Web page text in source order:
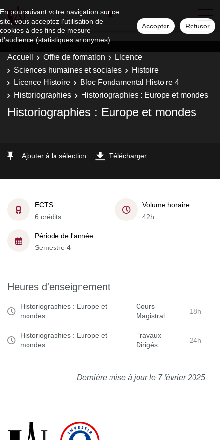
En poursuivant votre navigation sur ce
site, vous acceptez l'utilisation de
cookies à des fins de mesure
d'audience (statistiques anonymes).
Accepter Refuser
Accueil Offre de formation
Licence
Sciences humaines et sociales
Histoire
Licence Histoire
Bloc Fondamental Histoire 4
Historiographies
Historiographies : Europe et mondes
Historiographies : Europe et mondes
Ajouter à la sélection Télécharger
ECTS
6 crédits
Volume horaire
42h
Période de l'année
Semestre 4
Heures d'enseignement
Historiographies : Europe et
mondes
Cours
Magistral
18h
Historiographies : Europe et
mondes
Travaux
Dirigés
24h
Dernière mise à jour le 7 février 2025